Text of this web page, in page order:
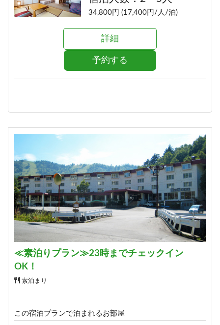
34,800円 (17,400円/人/泊)
詳細
予約する
≪素泊りプラン≫23時までチェックイン
OK！
素泊まり
この宿泊プランで泊まれるお部屋